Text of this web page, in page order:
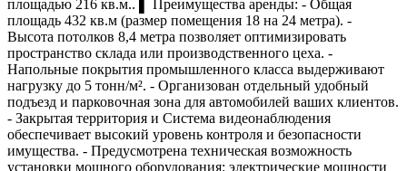
площадью 216 кв.м.. ▌ Преимущества аренды: - Общая
площадь 432 кв.м (размер помещения 18 на 24 метра). -
Высота потолков 8,4 метра позволяет оптимизировать
пространство склада или производственного цеха. -
Напольные покрытия промышленного класса выдерживают
нагрузку до 5 тонн/м². - Организован отдельный удобный
подъезд и парковочная зона для автомобилей ваших клиентов.
- Закрытая территория и Система видеонаблюдения
обеспечивает высокий уровень контроля и безопасности
имущества. - Предусмотрена техническая возможность
установки мощного оборудования: электрические мощности